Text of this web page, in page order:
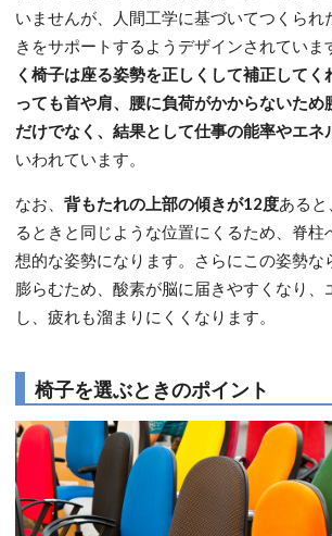
いませんが、人間工学に基づいてつくられ
きをサポートするようデザインされていま
く椅子は座る姿勢を正しくして補正して
っても首や肩、腰に負荷がかからないため
だけでなく、結果として仕事の能率やエネ
いわれています。
なお、 背もたれの上部の傾きが12度ある
るときと同じような位置にくるため、脊柱
想的な姿勢になります。さらにこの姿勢な
膨らむため、酸素が脳に届きやすくなり、
し、疲れも溜まりにくくなります。
椅子を選ぶときのポイント